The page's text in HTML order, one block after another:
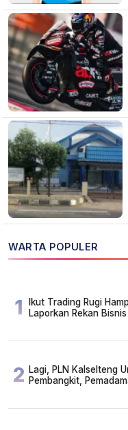
WARTA POPULER
1
Ikut Trading Rugi
Laporkan Rekan
2 Lagi, PLN Kalselteng
Pembangkit,